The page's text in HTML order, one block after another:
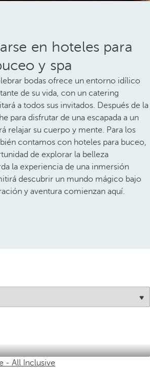
en hoteles para
y spa
bodas ofrece un entorno idílico
de su vida, con un catering
a todos sus invitados. Después de la
para disfrutar de una escapada a un
relajar su cuerpo y mente. Para los
contamos con hoteles para buceo,
de explorar la belleza
la experiencia de una inmersión
descubrir un mundo mágico bajo
y aventura comienzan aquí.
- All Inclusive